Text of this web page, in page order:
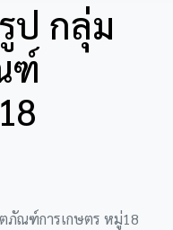
ป กลุ่ม
ฑ์
ณฑ์การเกษตร หมู่18